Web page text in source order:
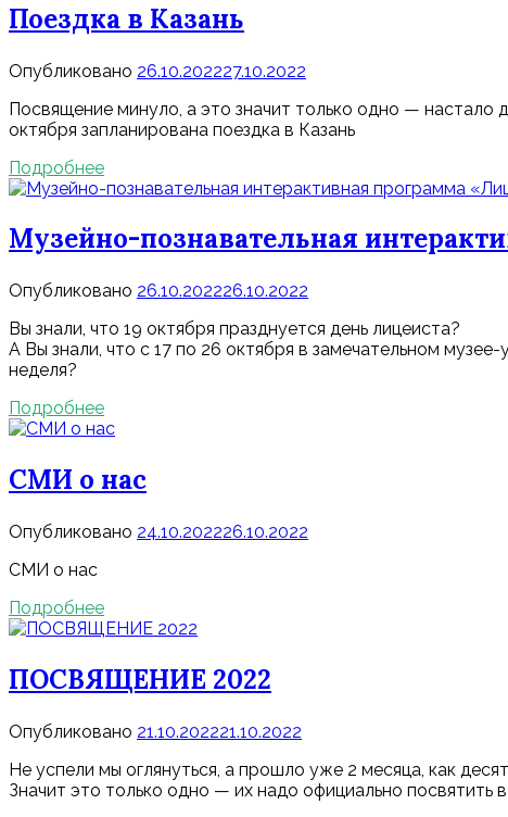
Поездка в Казань
Опубликовано 26.10.202227.10.2022
Посвящение минуло, а это значит только одно — настало
октября запланирована поездка в Казань
Подробнее
Музейно-познавательная
Опубликовано 26.10.202226.10.2022
Вы знали, что 19 октября празднуется день лицеиста?
А Вы знали, что с 17 по 26 октября в замечательном
неделя?
Подробнее
СМИ о нас
Опубликовано 24.10.202226.10.2022
СМИ о нас
Подробнее
ПОСВЯЩЕНИЕ 2022
Опубликовано 21.10.202221.10.2022
Не успели мы оглянуться, а прошло уже 2 месяца, как
Значит это только одно — их надо официально посвятить